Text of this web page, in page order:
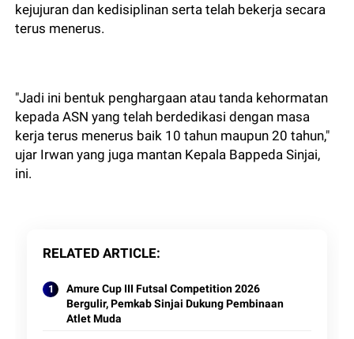
kejujuran dan kedisiplinan serta telah bekerja secara
terus menerus.
"Jadi ini bentuk penghargaan atau tanda kehormatan
kepada ASN yang telah berdedikasi dengan masa
kerja terus menerus baik 10 tahun maupun 20 tahun,"
ujar Irwan yang juga mantan Kepala Bappeda Sinjai,
ini.
RELATED ARTICLE
Amure Cup III Futsal Competition 2026
Bergulir, Pemkab Sinjai Dukung Pembinaan
Atlet Muda